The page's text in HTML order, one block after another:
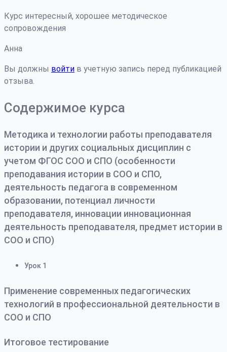
Курс интересный, хорошее методическое
сопровождения
Анна
Вы должны войти в учетную запись перед публикацией
отзыва.
Содержимое курса
Методика и технологии работы преподавателя
истории и других социальных дисциплин с
учетом ФГОС СОО и СПО (особенности
преподавания истории в СОО и СПО,
деятельность педагога в современном
образовании, потенциал личности
преподавателя, инновации инновационная
деятельность преподавателя, предмет истории в
СОО и СПО)
Урок 1
Применение современных педагогических
технологий в профессиональной деятельности в
СОО и СПО
Итоговое тестирование